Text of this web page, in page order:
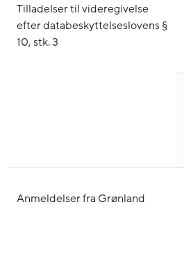
Tilladelser til videregivelse
efter databeskyttelseslovens §
10, stk. 3
Anmeldelser fra Grønland